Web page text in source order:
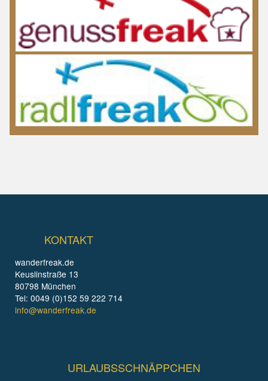
KONTAKT
wanderfreak.de
Keuslinstraße 13
80798 München
Tel: 0049 (0)152 59 222 714
info@wanderfreak.de
URLAUBSSCHNÄPPCHEN